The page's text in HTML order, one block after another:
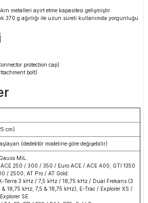
metalleri ayırt etme kapasitesi gelişmiştir.
370 g ağırlığı ile uzun süreli kullanımda yorgunluğu
protection cap)
bolt)
cm)
(dedektör modeline göre değişebilir)
Gauss MiL.
ACE 250 / 300 / 350 / Euro ACE / ACE 400; GTI 1350
/ 2500; AT Pro / AT Gold.
Terra 3 kHz / 7,5 kHz / 18,75 kHz / Dual Frekans (3
& 18,75 kHz; 7,5 & 18,75 kHz); E-Trac / Explorer XS /
SE.